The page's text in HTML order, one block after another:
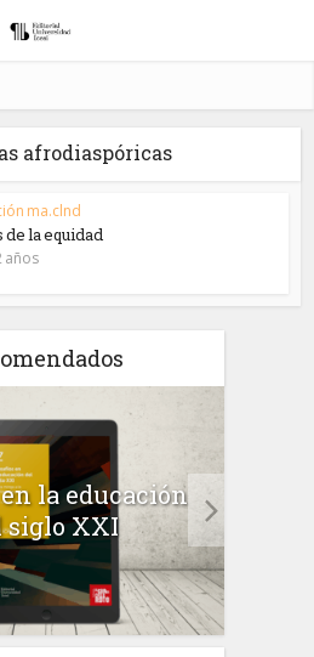
afrodiaspóricas
ma.clnd
de la equidad
años
la educación
siglo XXI